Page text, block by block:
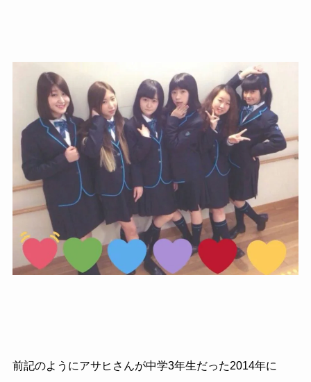
前記のようにアサヒさんが中学3年生だった2014年に